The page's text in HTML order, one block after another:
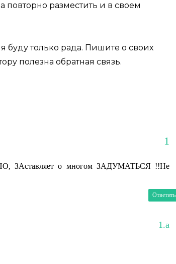
повторно разместить и в своем
буду только рада. Пишите о своих
полезна обратная связь.
ЗАставляет о многом ЗАДУМАТЬСЯ !!Не
Ответить